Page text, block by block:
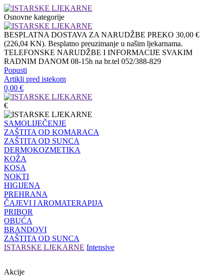
Osnovne kategorije
BESPLATNA DOSTAVA ZA NARUDŽBE PREKO 30,00 €
(226,04 KN). Besplatno preuzimanje u našim ljekarnama.
TELEFONSKE NARUDŽBE I INFORMACIJE SVAKIM
RADNIM DANOM 08-15h na br.tel 052/388-829
Popusti
Artikli pred istekom
0,00 €
€
SAMOLIJEČENJE
ZAŠTITA OD KOMARACA
ZAŠTITA OD SUNCA
DERMOKOZMETIKA
KOŽA
KOSA
NOKTI
HIGIJENA
PREHRANA
ČAJEVI I AROMATERAPIJA
PRIBOR
OBUĆA
BRANDOVI
ZAŠTITA OD SUNCA
ISTARSKE LJEKARNE Intensive
Akcije